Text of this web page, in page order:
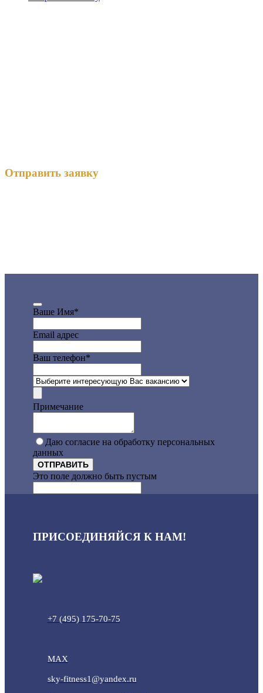
Отправить заявку
Ваше Имя*
Email адрес
Ваш телефон*
Примечание
Даю согласие на обработку персональных
данных
ОТПРАВИТЬ
Это поле должно быть пустым
ПРИСОЕДИНЯЙСЯ К НАМ!
+7 (495) 175-70-75
MAX
sky-fitness1@yandex.ru